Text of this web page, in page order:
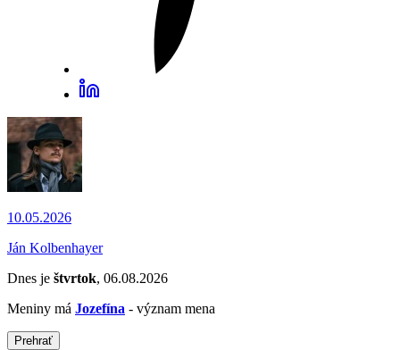
10.05.2026
Ján Kolbenhayer
Dnes je štvrtok, 06.08.2026
Meniny má Jozefína - význam mena
Prehrať